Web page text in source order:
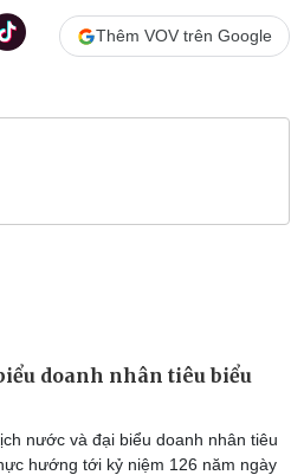
Thêm VOV trên Google
doanh nhân tiêu biểu
nước và đại biểu doanh nhân tiêu
hướng tới kỷ niệm 126 năm ngày